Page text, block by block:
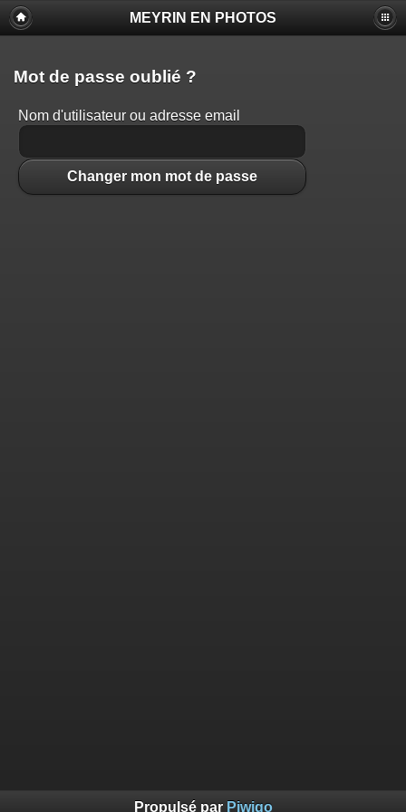
MEYRIN EN PHOTOS
Mot de passe oublié ?
Nom d'utilisateur ou adresse email
Changer mon mot de passe
Propulsé par Piwigo